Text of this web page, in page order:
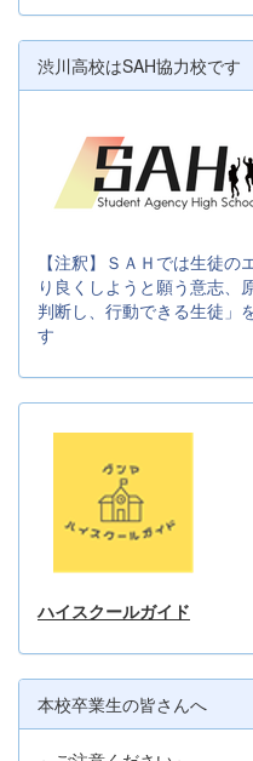
渋川高校はSAH協力校です
【注釈】ＳＡＨでは生徒
り良くしようと願う意志、
判断し、行動できる生徒」
す
ハイスクールガイド
本校卒業生の皆さんへ